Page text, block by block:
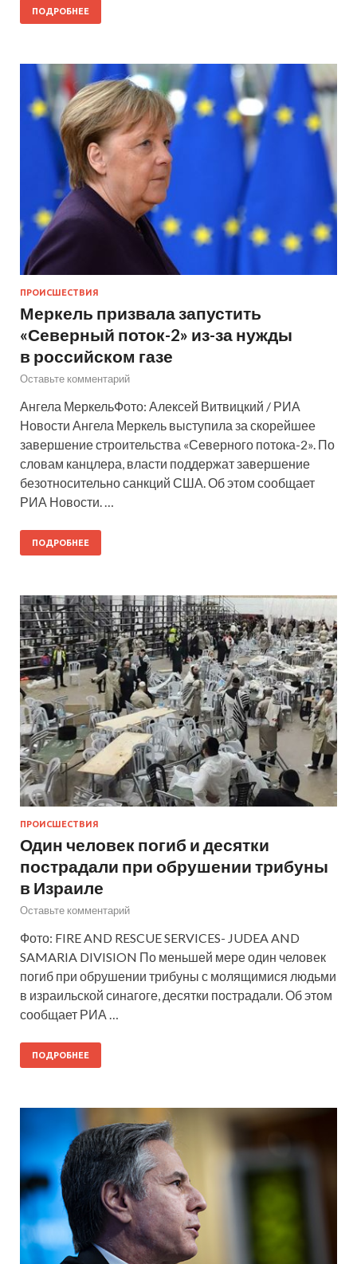
ПОДРОБНЕЕ
ПРОИСШЕСТВИЯ
Меркель призвала запустить
«Северный поток-2» из-за нужды
в российском газе
Оставьте комментарий
Ангела МеркельФото: Алексей Витвицкий / РИА
Новости Ангела Меркель выступила за скорейшее
завершение строительства «Северного потока-2». По
словам канцлера, власти поддержат завершение
безотносительно санкций США. Об этом сообщает
РИА Новости. …
ПОДРОБНЕЕ
ПРОИСШЕСТВИЯ
Один человек погиб и десятки
пострадали при обрушении трибуны
в Израиле
Оставьте комментарий
Фото: FIRE AND RESCUE SERVICES- JUDEA AND
SAMARIA DIVISION По меньшей мере один человек
погиб при обрушении трибуны с молящимися людьми
в израильской синагоге, десятки пострадали. Об этом
сообщает РИА …
ПОДРОБНЕЕ